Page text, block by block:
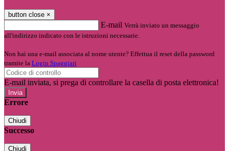
button close ×
E-mail Verrà inviato un messaggio
all'indirizzo indicato con le istruzioni necessarie.
Non hai una e-mail associata al nome utente? Effettua il reset della password
tramite la Login Spaggiari
E-mail inviata, si prega di controllare la casella di posta elettronica!
Errore
Chiudi
Successo
Chiudi